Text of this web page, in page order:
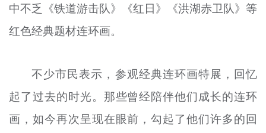
中不乏《铁道游击队》《红日》《洪湖赤卫队》等
红色经典题材连环画。
不少市民表示，参观经典连环画特展，回忆
起了过去的时光。那些曾经陪伴他们成长的连环
画，如今再次呈现在眼前，勾起了他们许多的回